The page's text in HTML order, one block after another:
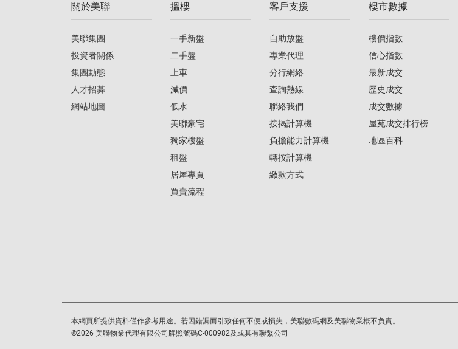
美聯信心指數 較上週 0.7% 03/08/2026)
關於美聯
美聯集團
投資者關係
集團動態
人才招募
網站地圖
搵樓
一手新盤
二手盤
上車
減價
低水
美聯豪宅
獨家樓盤
租盤
居屋專頁
買賣流程
客戶支援
自助放盤
專業代理
分行網絡
查詢熱線
聯絡我們
按揭計算機
負擔能力計算機
轉按計算機
繳款方式
樓市數據
樓價指數
信心指數
最新成交
歷史成交
成交數據
屋苑成交排行榜
地區百科
本網頁所提供資料僅作參考用途。若因錯漏而引致任何不便或損失，美聯數碼網及美聯物業概不負責。
©2026 美聯物業代理有限公司牌照號碼C-000982及或其有聯繫公司